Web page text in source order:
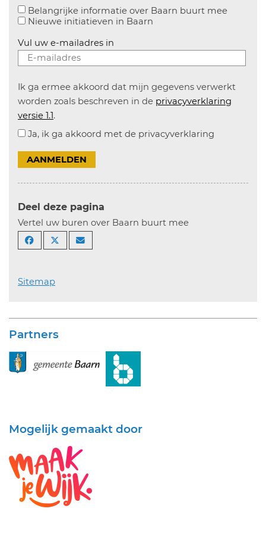
Belangrijke informatie over Baarn buurt mee
Nieuwe initiatieven in Baarn
Vul uw e-mailadres in
Ik ga ermee akkoord dat mijn gegevens verwerkt
worden zoals beschreven in de privacyverklaring
versie 1.1.
Ja, ik ga akkoord met de privacyverklaring
AANMELDEN
Deel deze pagina
Vertel uw buren over Baarn buurt mee
Sitemap
Partners
Mogelijk gemaakt door